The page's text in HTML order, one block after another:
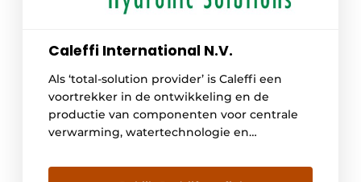
Caleffi International N.V.
Als ‘total-solution provider’ is Caleffi een
voortrekker in de ontwikkeling en de
productie van componenten voor centrale
verwarming, watertechnologie en
streeft steeds naar efficiënte, kwaliteitsvolle